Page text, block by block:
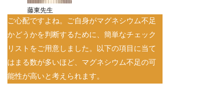
藤東先生
ご心配ですよね。ご自身がマグネシウム不足
かどうかを判断するために、簡単なチェック
リストをご用意しました。以下の項目に当て
はまる数が多いほど、マグネシウム不足の可
能性が高いと考えられます。